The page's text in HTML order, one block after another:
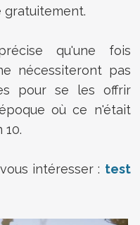
gratuitement.
qu'une fois
nécessiteront pas
pour se les offrir
où ce n'était
10.
intéresser : test